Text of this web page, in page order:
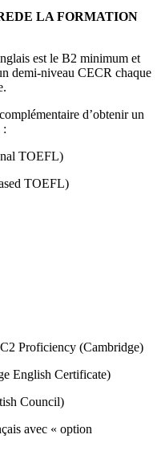
LA FORMATION
est le B2 minimum et
demi-niveau CECR chaque
d’obtenir un
:
TOEFL)
TOEFL)
Proficiency (Cambridge)
English Certificate)
Council)
avec « option